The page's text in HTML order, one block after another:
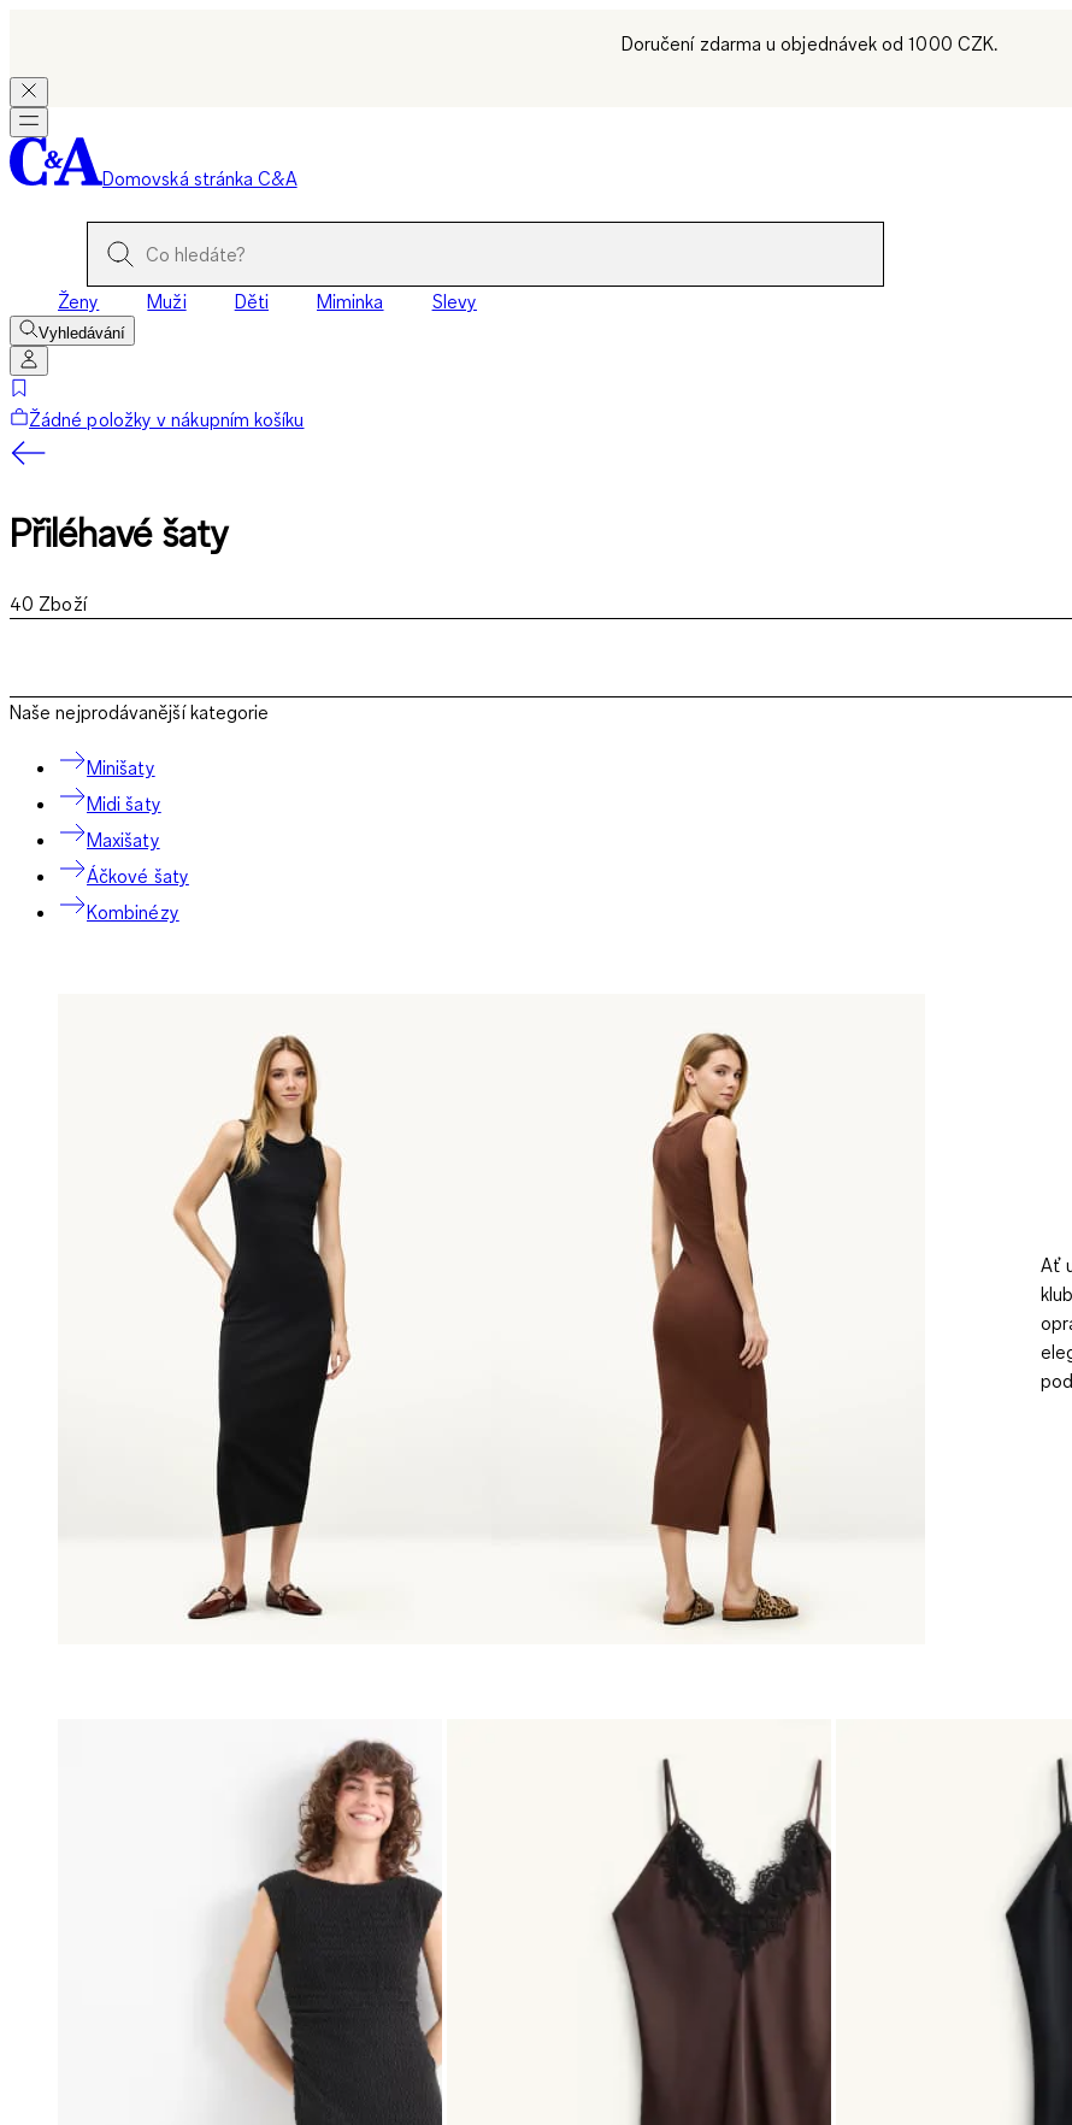
Doručení zdarma u objednávek od 1000 CZK.
Domovská stránka C&A
Ženy Muži Děti Miminka Slevy
Vyhledávání
Žádné položky v nákupním košíku
Přiléhavé šaty
40 Zboží
Naše nejprodávanější kategorie
Minišaty
Midi šaty
Maxišaty
Áčkové šaty
Kombinézy
Ať